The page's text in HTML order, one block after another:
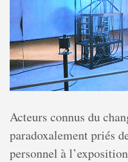
Acteurs connus du
paradoxalement priés
personnel à